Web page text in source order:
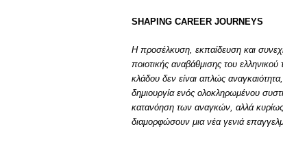
SHAPING CAREER JOURNEYS
Η προσέλκυση, εκπαίδευση και
ποιοτικής αναβάθμισης του
κλάδου δεν είναι απλώς
δημιουργία ενός ολοκληρωμένου
κατανόηση των αναγκών, αλλά
διαμορφώσουν μια νέα γενιά